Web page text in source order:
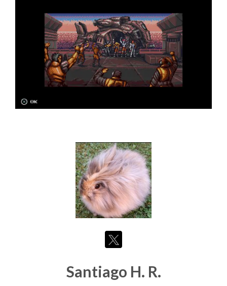
Santiago H. R.